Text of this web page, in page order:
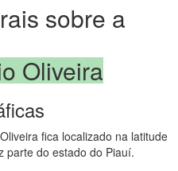
sobre a
Oliveira
fica localizado na latitude
parte do estado do Piauí.